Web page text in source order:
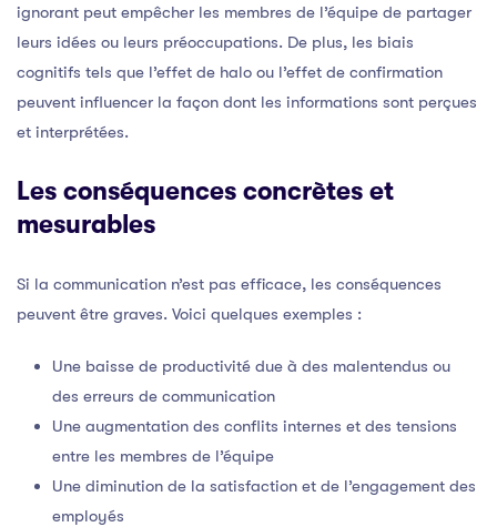
ignorant peut empêcher les membres de l’équipe de partager
leurs idées ou leurs préoccupations. De plus, les biais
cognitifs tels que l’effet de halo ou l’effet de confirmation
peuvent influencer la façon dont les informations sont perçues
et interprétées.
Les conséquences concrètes et
mesurables
Si la communication n’est pas efficace, les conséquences
peuvent être graves. Voici quelques exemples :
Une baisse de productivité due à des malentendus ou
des erreurs de communication
Une augmentation des conflits internes et des tensions
entre les membres de l’équipe
Une diminution de la satisfaction et de l’engagement des
employés